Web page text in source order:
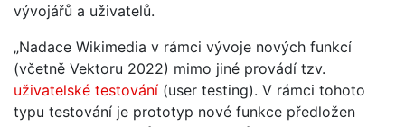
vývojářů a uživatelů.
„Nadace Wikimedia v rámci vývoje nových funkcí
(včetně Vektoru 2022) mimo jiné provádí tzv.
uživatelské testování (user testing). V rámci tohoto
typu testování je prototyp nové funkce předložen